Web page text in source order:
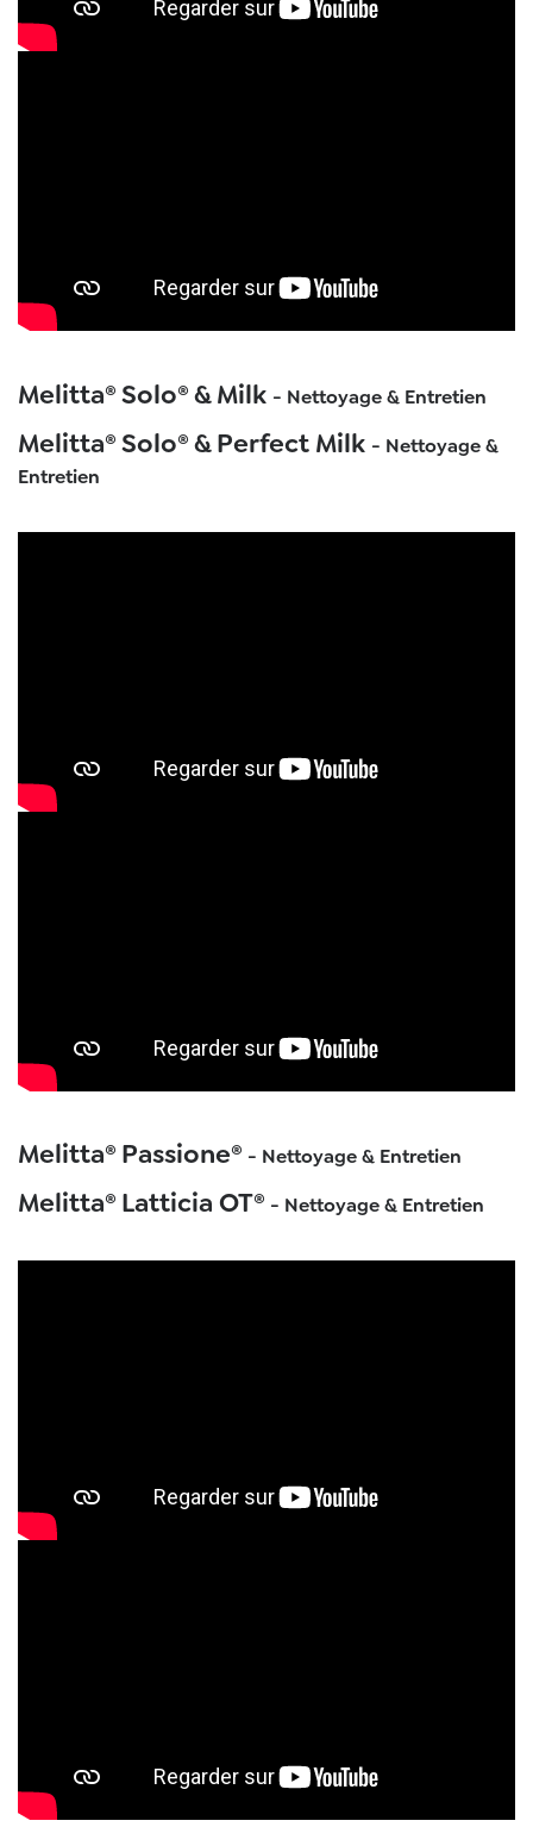
Melitta® Solo® & Milk - Nettoyage & Entretien
Melitta® Solo® & Perfect Milk - Nettoyage &
Entretien
Melitta® Passione® - Nettoyage & Entretien
Melitta® Latticia OT® - Nettoyage & Entretien